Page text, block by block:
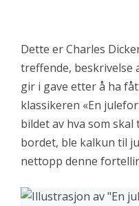
Dette er Charles
treffende, beskrivelse
gir i gave etter å ha
klassikeren «En
bildet av hva som
bordet, ble kalkun til
nettopp denne